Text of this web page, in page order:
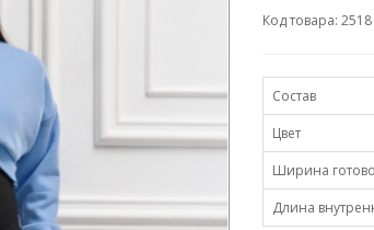
Код товара:
Состав
Цвет
Ширина
Длина